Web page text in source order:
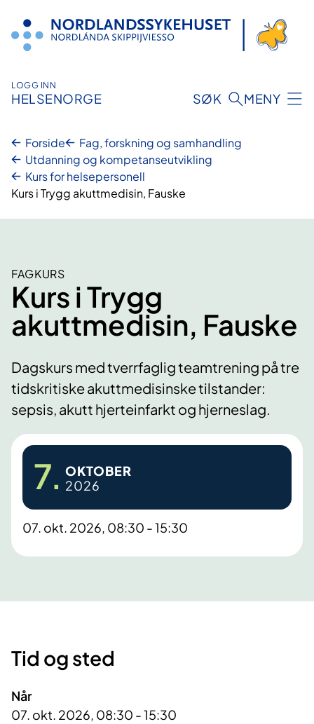
innhold
LOGG INN
HELSENORGE SØK MENY
Forside
Fag, forskning og samhandling
Utdanning og kompetanseutvikling
Kurs for helsepersonell
Kurs i Trygg akuttmedisin, Fauske
FAGKURS
Kurs i Trygg
akuttmedisin, Fauske
Dagskurs med tverrfaglig teamtrening på tre
tidskritiske akuttmedisinske tilstander:
sepsis, akutt hjerteinfarkt og hjerneslag.
7. OKTOBER
2026
07. okt. 2026, 08:30 - 15:30
Tid og sted
Når
07. okt. 2026, 08:30 - 15:30